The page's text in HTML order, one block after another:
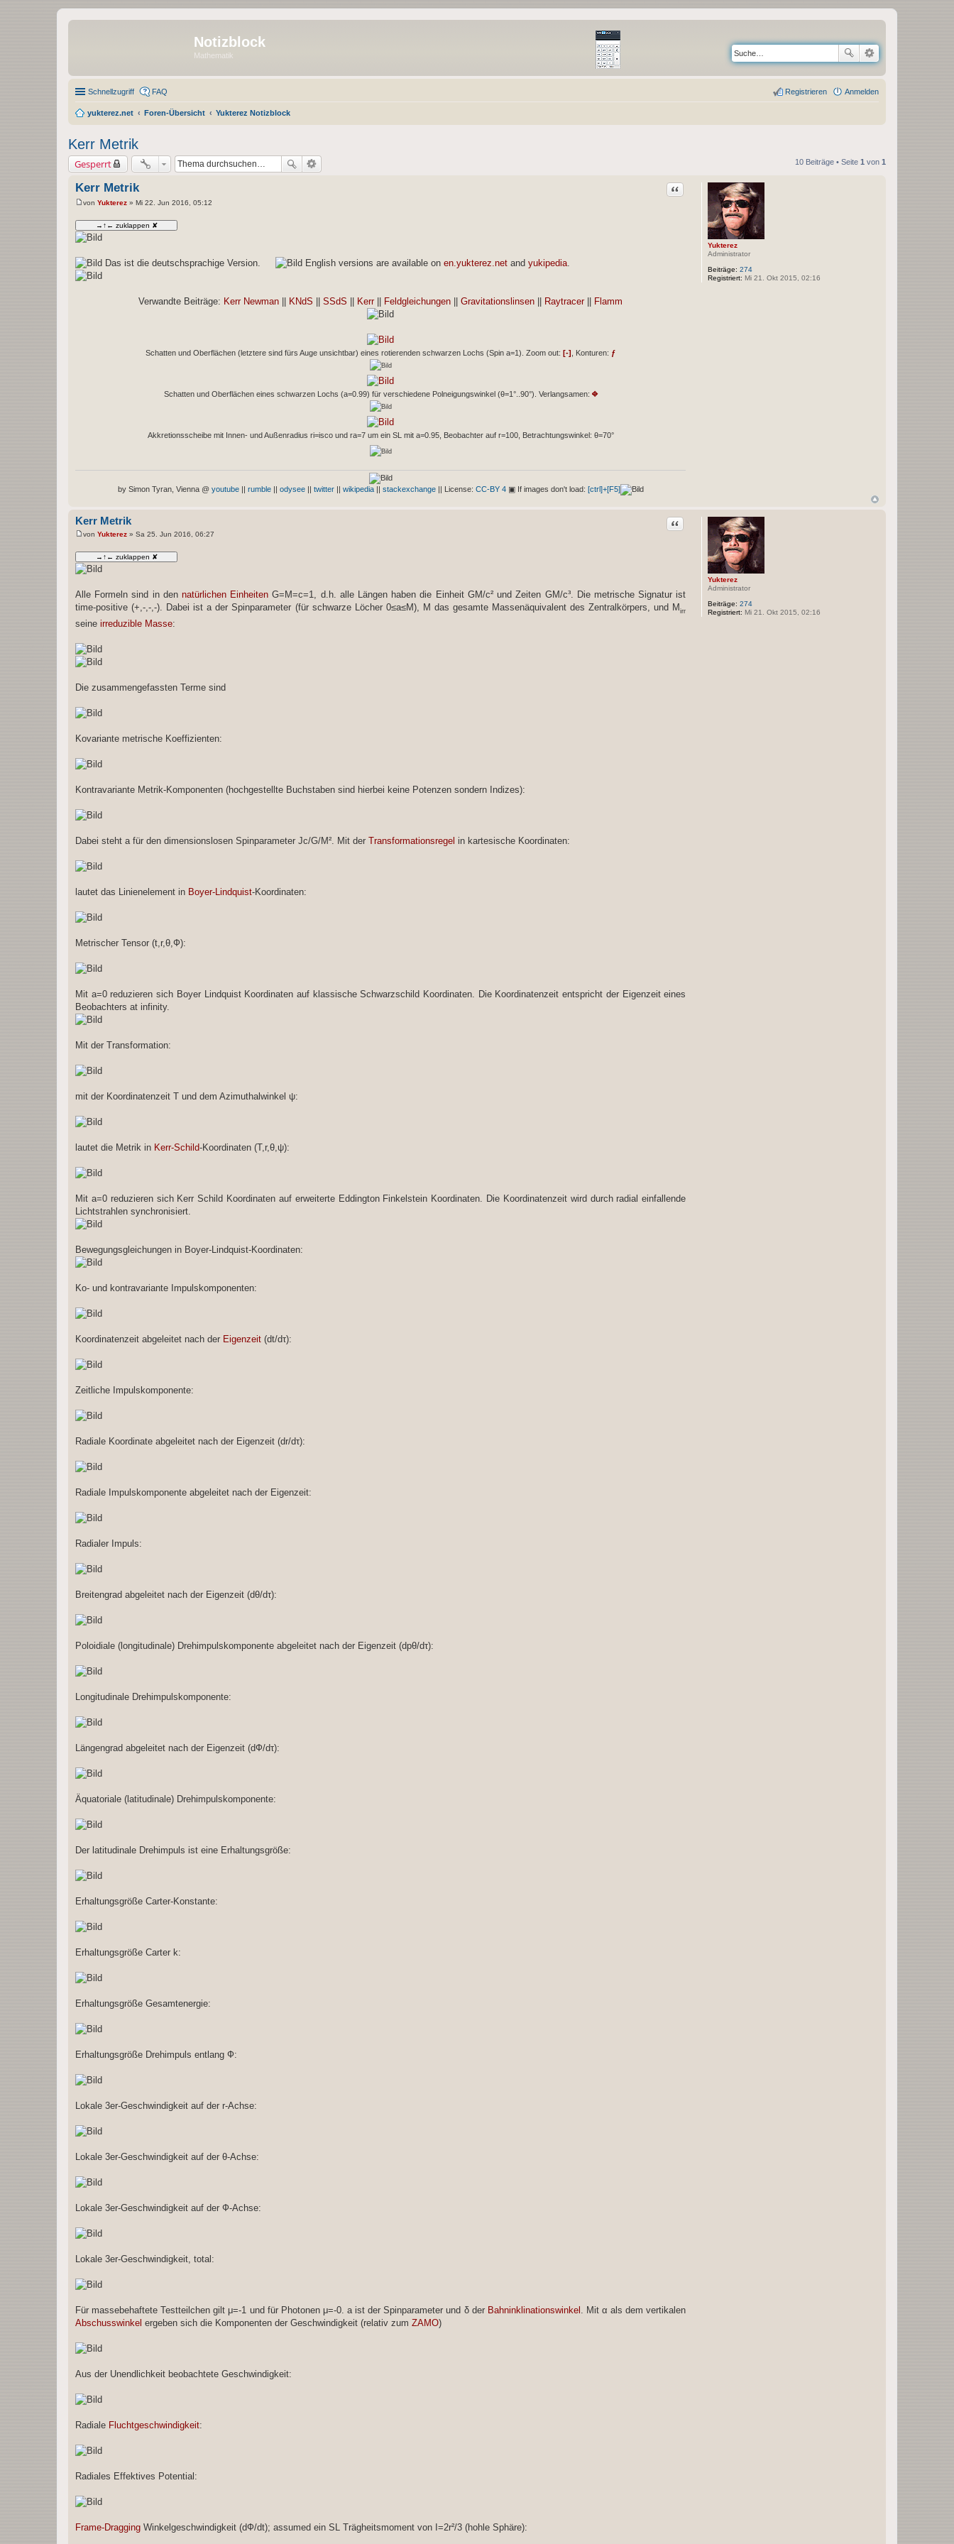
Notizblock
Mathematik
Schnellzugriff FAQ Anmelden
Registrieren
yukterez.net Foren-Übersicht Yukterez Notizblock
Kerr Metrik
Gesperrt 10 Beiträge • Seite 1 von 1
Yukterez
Administrator
Beiträge: 274
Registriert: Mi 21. Okt 2015, 02:16
Kerr Metrik Zitat
t
r
g
von Yukterez » Mi 22. Jun 2016, 05:12
Das ist die deutschsprachige Version. English versions are available on en.yukterez.net and yukipedia
Verwandte Beiträge: Kerr Newman || KNdS ||SSdS || Kerr || Feldgleichungen ||Gravitationslinsen || Raytracer || Flamm
Schatten und Oberflächen (letztere sind fürs Auge unsichtbar) eines rotierenden schwarzen Lochs (Spin a=1). Zoom out:[-] , Konturen: ƒ
Schatten und Oberflächen eines schwarzen Lochs (a=0.99) für verschiedene Polneigungswinkel (θ=1°..90°). Verlangsamen: ⎆
Akkretionsscheibe mit Innen- und Außenradius ri=isco und ra=7 um ein SL mit a=0.95, Beobachter auf r=100, Betrachtungswinkel: θ=70°
by Simon Tyran, Vienna @ youtube|| rumble|| odysee|| twitter|| wikipedia|| stackexchange|| License: CC-BY 4▣ If images don't load: [ctrl]+[F5]
Yukterez
Administrator
Beiträge: 274
Registriert: Mi 21. Okt 2015, 02:16
Kerr Metrik Zitat
t
r
g
von Yukterez » Sa 25. Jun 2016, 06:27
Alle Formeln sind in dennatürlichen Einheiten G=M=c=1, d.h. alle Längen haben die Einheit GM/c² und Zeiten GM/c³. Die metrische Signatur ist
time-positive (+,-,-,-). Dabei ist a der Spinparameter (für schwarze Löcher 0≤a≤M), M das gesamte Massenäquivalent des Zentralkörpers, und Mirr
seine irreduzible Masse:
Die zusammengefassten Terme sind
Kovariante metrische Koeffizienten:
Kontravariante Metrik-Komponenten (hochgestellte Buchstaben sind hierbei keine Potenzen sondern Indizes):
Dabei steht a für den dimensionslosen Spinparameter Jc/G/M². Mit der Transformationsregel in kartesische Koordinaten:
lautet das Linienelement in Boyer-Lindquist-Koordinaten:
Metrischer Tensor (t,r,θ,Ф):
Mit a=0 reduzieren sich Boyer Lindquist Koordinaten auf klassische Schwarzschild Koordinaten. Die Koordinatenzeit entspricht der Eigenzeit eines
Beobachters at infinity.
Μit der Transformation:
mit der Koordinatenzeit T und dem Azimuthalwinkel ψ:
lautet die Metrik in Kerr-Schild-Koordinaten (T,r,θ,ψ):
Mit a=0 reduzieren sich Kerr Schild Koordinaten auf erweiterte Eddington Finkelstein Koordinaten. Die Koordinatenzeit wird durch radial einfallende
Lichtstrahlen synchronisiert.
Bewegungsgleichungen in Boyer-Lindquist-Koordinaten:
Ko- und kontravariante Impulskomponenten:
Koordinatenzeit abgeleitet nach der Eigenzeit (dt/dτ):
Zeitliche Impulskomponente:
Radiale Koordinate abgeleitet nach der Eigenzeit (dr/dτ):
Radiale Impulskomponente abgeleitet nach der Eigenzeit:
Radialer Impuls:
Breitengrad abgeleitet nach der Eigenzeit (dθ/dτ):
Poloidiale (longitudinale) Drehimpulskomponente abgeleitet nach der Eigenzeit (dpθ/dτ):
Longitudinale Drehimpulskomponente:
Längengrad abgeleitet nach der Eigenzeit (dФ/dτ):
Äquatoriale (latitudinale) Drehimpulskomponente:
Der latitudinale Drehimpuls ist eine Erhaltungsgröße:
Erhaltungsgröße Carter-Konstante:
Erhaltungsgröße Carter k:
Erhaltungsgröße Gesamtenergie:
Erhaltungsgröße Drehimpuls entlang Ф:
Lokale 3er-Geschwindigkeit auf der r-Achse:
Lokale 3er-Geschwindigkeit auf der θ-Achse:
Lokale 3er-Geschwindigkeit auf der Ф-Achse:
Lokale 3er-Geschwindigkeit, total:
Für massebehaftete Testteilchen gilt μ=-1 und für Photonen μ=-0. a ist der Spinparameter und δ der Bahninklinationswinkel . Mit α als dem vertikalen
Abschusswinkel ergeben sich die Komponenten der Geschwindigkeit (relativ zum ZAMO)
Aus der Unendlichkeit beobachtete Geschwindigkeit:
Radiale Fluchtgeschwindigkeit:
Radiales Effektives Potential:
Frame-Dragging Winkelgeschwindigkeit (dФ/dt); assumed ein SL Trägheitsmoment von I=2r²/3 (hohle Sphäre):